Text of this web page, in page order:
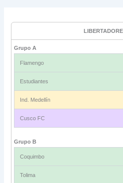
Grupo A
Flamengo
Estudiantes
Ind. Medellín
Cusco FC
Grupo B
Coquimbo
Tolima